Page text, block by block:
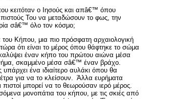
κειτόταν ο Ιησούς και απâ€™ όπου
Του να μεταδώσουν το φως, την
σâ€™ όλο τον κόσμο;
Κήπου, μια πιο πρόσφατη αρχαιολογική
ότι είναι το μέρος όπου θάφτηκε το σώμα
έναν κήπο του πρώτου αιώνα μέσα
σκαμμένο μέσα σâ€™ έναν βράχο.
ένα ιδιαίτερο αυλάκι όπου θα
για να το κλείσουν. Άλλα ευρήματα
μπορεί να το θεωρούσαν ιερό μέρος.
μονοπάτια του κήπου, με τις σκιές από